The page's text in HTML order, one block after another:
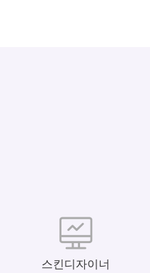
스킨디자이너